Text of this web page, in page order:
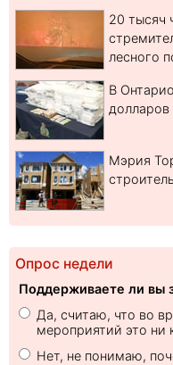
20 тысяч
лесного
В
Мэрия
Опрос недели
Поддерживаете ли вы
Да, считаю, что во
мероприятий это ни
Нет, не понимаю,